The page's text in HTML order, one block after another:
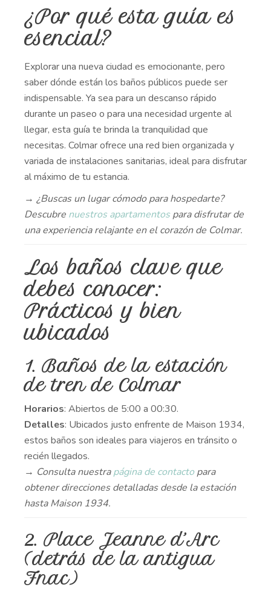
¿Por qué esta guía es
esencial?
Explorar una nueva ciudad es emocionante, pero
saber dónde están los baños públicos puede ser
indispensable. Ya sea para un descanso rápido
durante un paseo o para una necesidad urgente al
llegar, esta guía te brinda la tranquilidad que
necesitas. Colmar ofrece una red bien organizada y
variada de instalaciones sanitarias, ideal para disfrutar
al máximo de tu estancia.
→ ¿Buscas un lugar cómodo para hospedarte?
Descubre nuestros apartamentospara disfrutar de
una experiencia relajante en el corazón de Colmar.
Los baños clave que
debes conocer:
Prácticos y bien
ubicados
1. Baños de la estación
de tren de Colmar
Horarios: Abiertos de 5:00 a 00:30.
Detalles: Ubicados justo enfrente de Maison 1934,
estos baños son ideales para viajeros en tránsito o
recién llegados.
→ Consulta nuestrapágina de contactopara
obtener direcciones detalladas desde la estación
hasta Maison 1934.
2. Place Jeanne d’Arc
(detrás de la antigua
Fnac)